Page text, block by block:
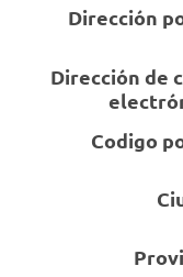
Dirección
Dirección de
Codigo